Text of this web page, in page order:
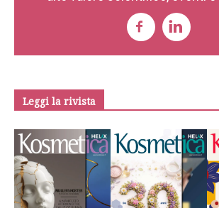
Leggi la rivista